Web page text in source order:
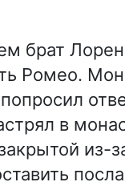
брат
Ромео.
в
из-